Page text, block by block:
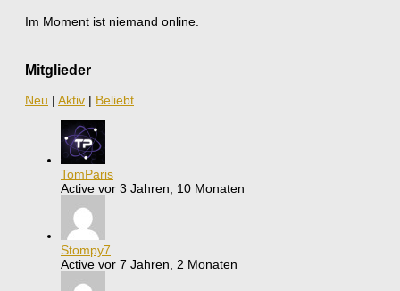
Im Moment ist niemand online.
Mitglieder
Neu | Aktiv | Beliebt
TomParis
Active vor 3 Jahren, 10 Monaten
Stompy7
Active vor 7 Jahren, 2 Monaten